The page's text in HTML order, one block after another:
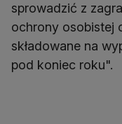
sprowadzić z
ochrony osobistej
składowane na
pod koniec roku".